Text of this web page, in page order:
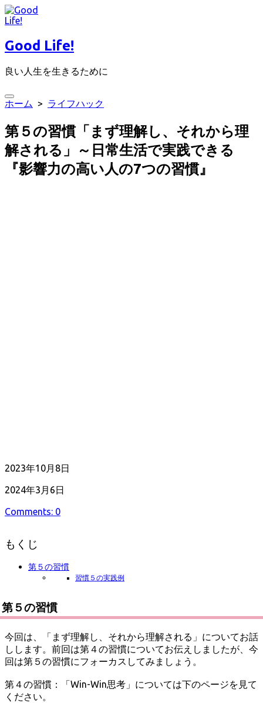
コ
ン
ン
へ
キ
ッ
Good Life!
良い人生を生きるために
検
り
替
え
ホーム > ライフハック
第５の習慣「まず理解し、それから理
解される」～日常生活で実践できる
『影響力の高い人の7つの習慣』
公
日
2023年10月8日
最
更
日
2024年3月6日
Comments: 0
もくじ
第５の習慣
習慣５の実践例
第５の習慣
今回は、「まず理解し、それから理解される」についてお話
しします。前回は第４の習慣についてお伝えしましたが、今
回は第５の習慣にフォーカスしてみましょう。
第４の習慣：「Win-Win思考」については下のページを見て
ください。